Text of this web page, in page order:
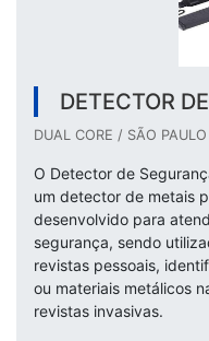
DETECTOR
DUAL CORE / SÃO
O Detector de
um detector de metais
desenvolvido para
segurança, sendo
revistas pessoais,
ou materiais metálicos
revistas invasivas.